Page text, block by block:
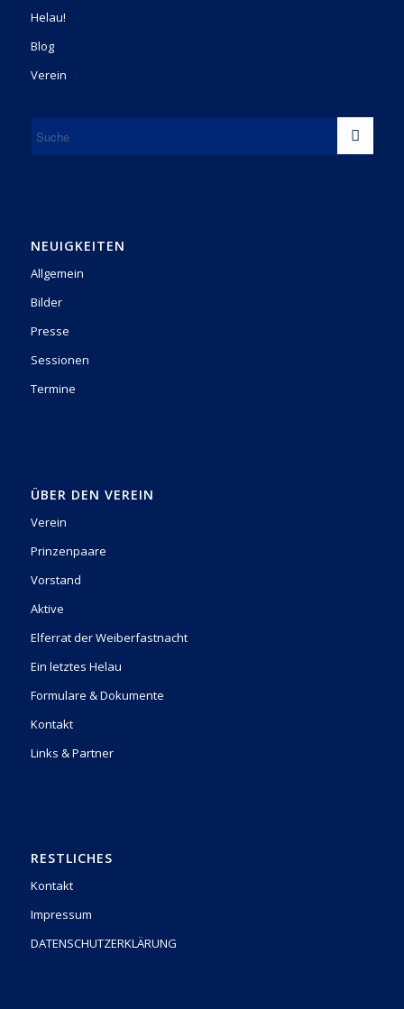
Helau!
Blog
Verein
NEUIGKEITEN
Allgemein
Bilder
Presse
Sessionen
Termine
ÜBER DEN VEREIN
Verein
Prinzenpaare
Vorstand
Aktive
Elferrat der Weiberfastnacht
Ein letztes Helau
Formulare & Dokumente
Kontakt
Links & Partner
RESTLICHES
Kontakt
Impressum
DATENSCHUTZERKLÄRUNG